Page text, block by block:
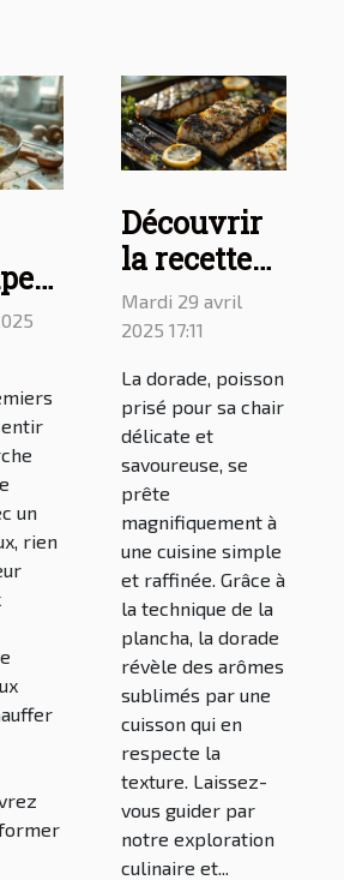
un
rien
Découvrir
la recette
du filet de
dorade à la
plancha
Mardi 29 avril
2025 17:11
La dorade, poisson
prisé pour sa chair
délicate et
savoureuse, se
prête
magnifiquement à
une cuisine simple
et raffinée. Grâce à
la technique de la
plancha, la dorade
révèle des arômes
sublimés par une
cuisson qui en
respecte la
texture. Laissez-
vous guider par
notre exploration
culinaire et...